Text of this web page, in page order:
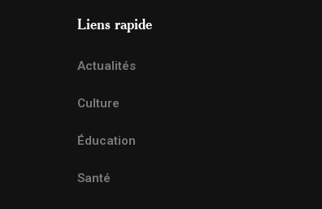
Liens rapide
Actualités
Culture
Éducation
Santé